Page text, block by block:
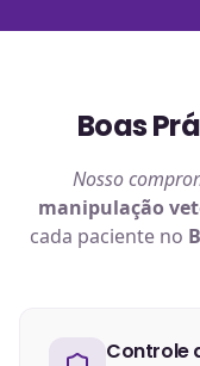
Boas
Nosso
manipulação
cada paciente no
Controle